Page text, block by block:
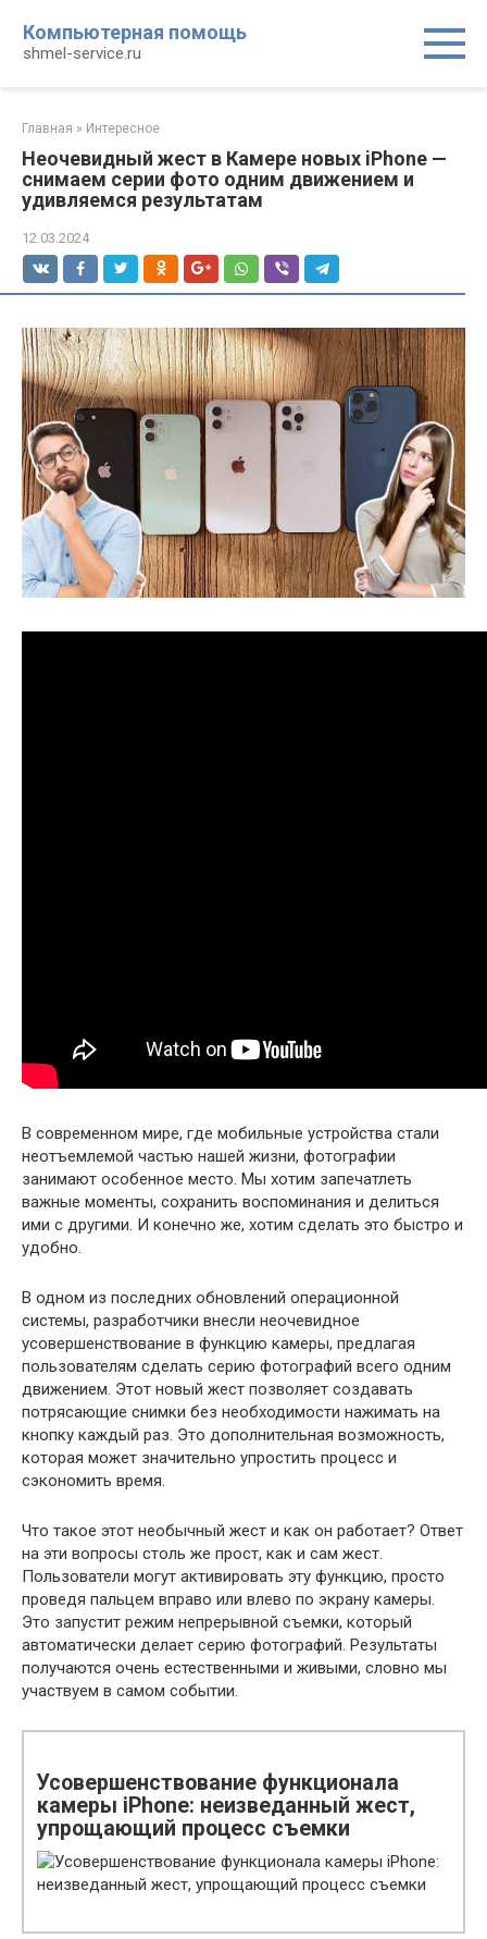
контенту
Компьютерная помощь
shmel-service.ru
Главная » Интересное
Неочевидный жест в Камере новых iPhone —
снимаем серии фото одним движением и
удивляемся результатам
12.03.2024
В современном мире, где мобильные устройства стали
неотъемлемой частью нашей жизни, фотографии
занимают особенное место. Мы хотим запечатлеть
важные моменты, сохранить воспоминания и делиться
ими с другими. И конечно же, хотим сделать это быстро и
удобно.
В одном из последних обновлений операционной
системы, разработчики внесли неочевидное
усовершенствование в функцию камеры, предлагая
пользователям сделать серию фотографий всего одним
движением. Этот новый жест позволяет создавать
потрясающие снимки без необходимости нажимать на
кнопку каждый раз. Это дополнительная возможность,
которая может значительно упростить процесс и
сэкономить время.
Что такое этот необычный жест и как он работает? Ответ
на эти вопросы столь же прост, как и сам жест.
Пользователи могут активировать эту функцию, просто
проведя пальцем вправо или влево по экрану камеры.
Это запустит режим непрерывной съемки, который
автоматически делает серию фотографий. Результаты
получаются очень естественными и живыми, словно мы
участвуем в самом событии.
Усовершенствование функционала
камеры iPhone: неизведанный жест,
упрощающий процесс съемки